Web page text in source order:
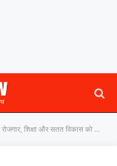
और सतत विकास को मिलेगी प्राथमिकता